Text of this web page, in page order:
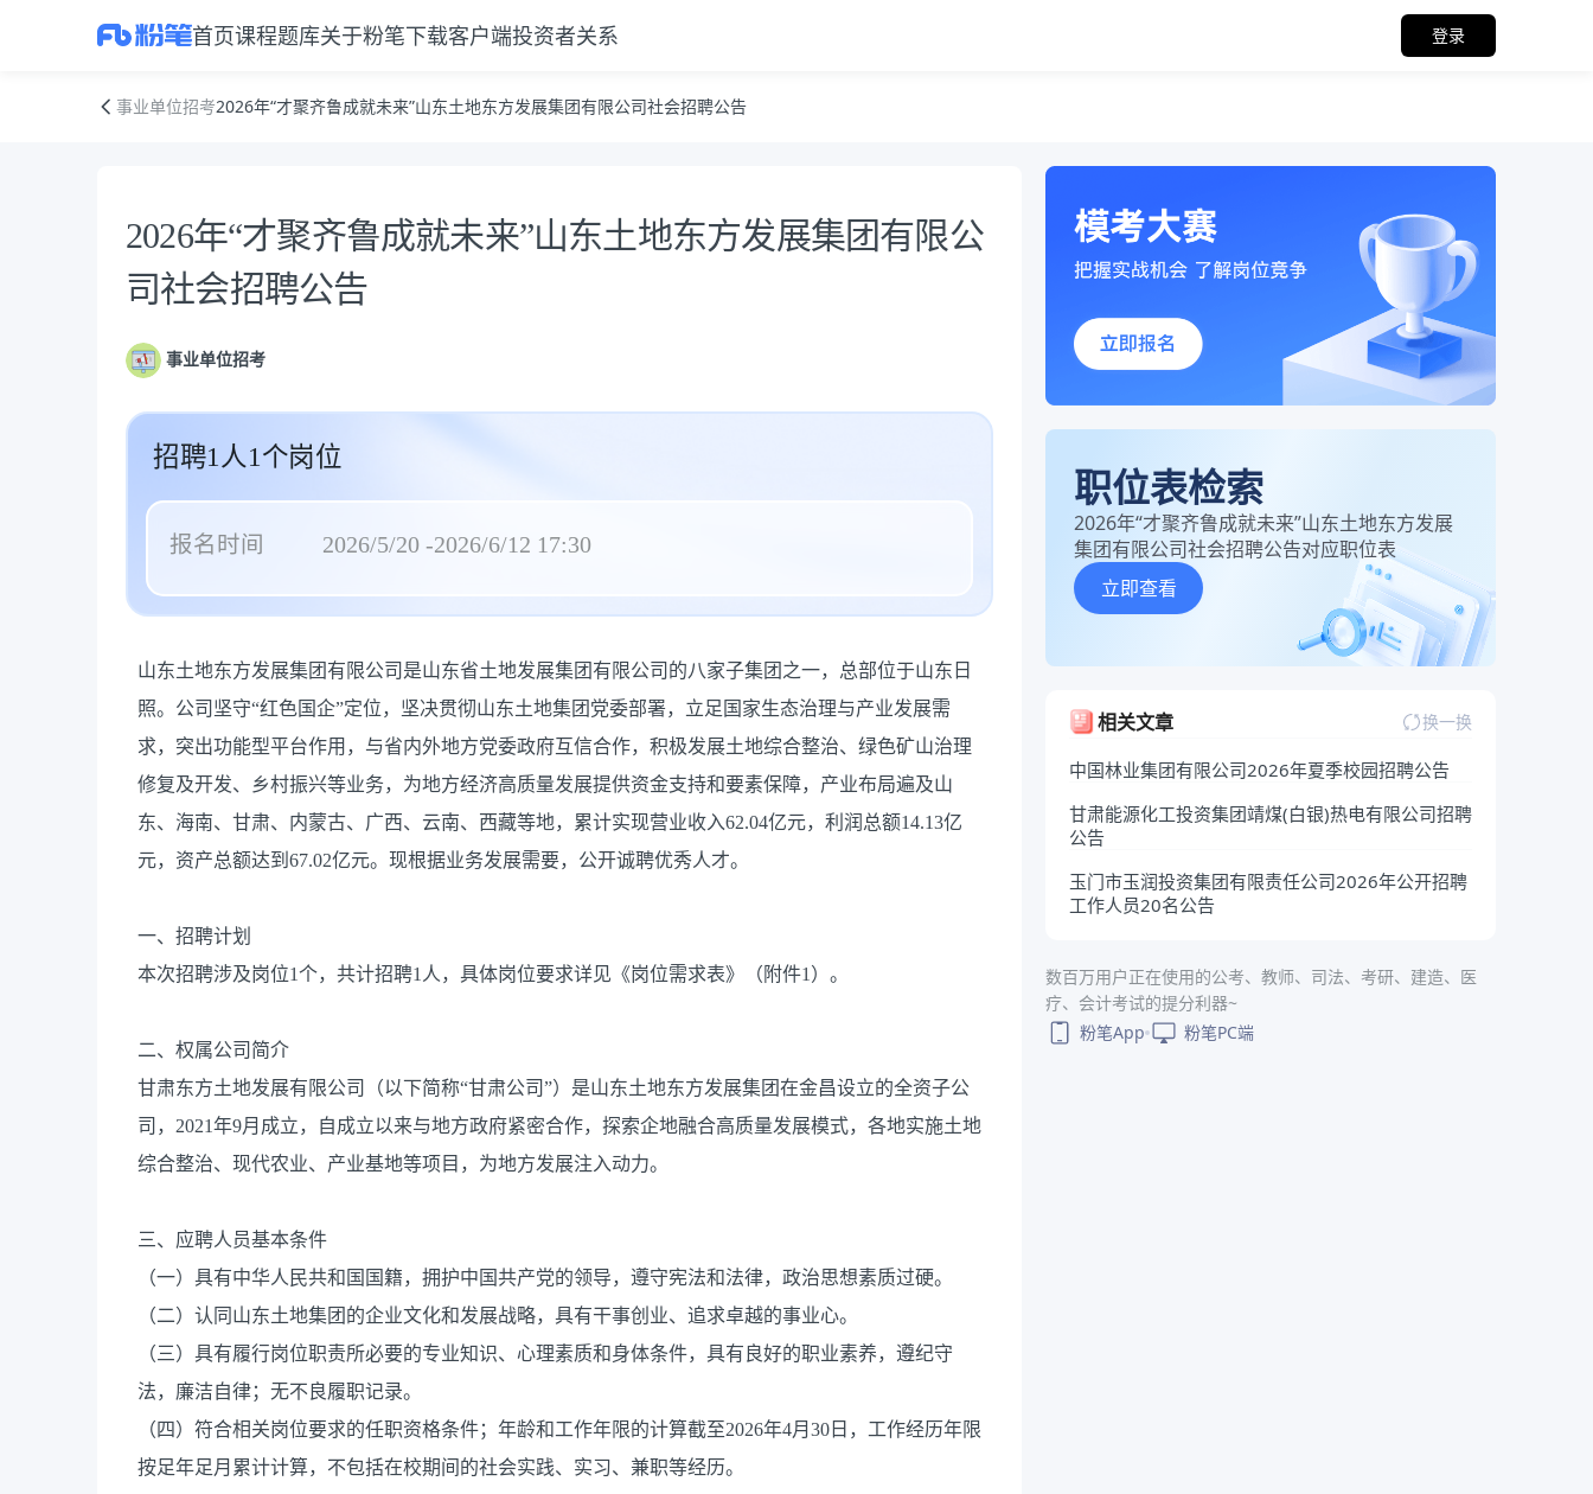
首页课程题库关于粉笔下载客户端投资者关系 登录
事业单位招考2026年“才聚齐鲁成就未来”山东土地东方发展集团有限公司社会招聘公告
公告正文
2026年“才聚齐鲁成就未来”山东土地东方发展集团有限公
司社会招聘公告
事业单位招考
招聘1人1个岗位
报名时间 2026/5/20 -2026/6/12 17:30
山东土地东方发展集团有限公司是山东省土地发展集团有限公司的八家子集团之一，总部位于山东日
照。公司坚守“红色国企”定位，坚决贯彻山东土地集团党委部署，立足国家生态治理与产业发展需
求，突出功能型平台作用，与省内外地方党委政府互信合作，积极发展土地综合整治、绿色矿山治理
修复及开发、乡村振兴等业务，为地方经济高质量发展提供资金支持和要素保障，产业布局遍及山
东、海南、甘肃、内蒙古、广西、云南、西藏等地，累计实现营业收入62.04亿元，利润总额14.13亿
元，资产总额达到67.02亿元。现根据业务发展需要，公开诚聘优秀人才。
一、招聘计划
本次招聘涉及岗位1个，共计招聘1人，具体岗位要求详见《岗位需求表》（附件1）。
二、权属公司简介
甘肃东方土地发展有限公司（以下简称“甘肃公司”）是山东土地东方发展集团在金昌设立的全资子公
司，2021年9月成立，自成立以来与地方政府紧密合作，探索企地融合高质量发展模式，各地实施土地
综合整治、现代农业、产业基地等项目，为地方发展注入动力。
三、应聘人员基本条件
（一）具有中华人民共和国国籍，拥护中国共产党的领导，遵守宪法和法律，政治思想素质过硬。
（二）认同山东土地集团的企业文化和发展战略，具有干事创业、追求卓越的事业心。
（三）具有履行岗位职责所必要的专业知识、心理素质和身体条件，具有良好的职业素养，遵纪守
法，廉洁自律；无不良履职记录。
（四）符合相关岗位要求的任职资格条件；年龄和工作年限的计算截至2026年4月30日，工作经历年限
按足年足月累计计算，不包括在校期间的社会实践、实习、兼职等经历。
职位表检索
2026年“才聚齐鲁成就未来”山东土地东方发展
集团有限公司社会招聘公告对应职位表
立即查看
相关文章 换一换
中国林业集团有限公司2026年夏季校园招聘公告
甘肃能源化工投资集团靖煤(白银)热电有限公司招聘
公告
玉门市玉润投资集团有限责任公司2026年公开招聘
工作人员20名公告
数百万用户正在使用的公考、教师、司法、考研、建造、医
疗、会计考试的提分利器~
粉笔App
粉笔PC端